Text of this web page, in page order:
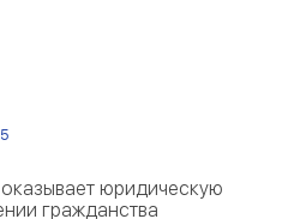
юридическую
гражданства